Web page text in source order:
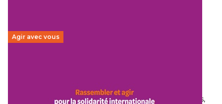
Agir avec vous
Le secteur humanitaire connaît des difficultés profondes,